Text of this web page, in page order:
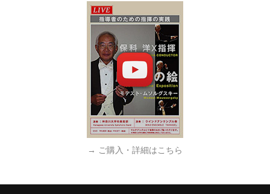
→ ご購入・詳細はこちら